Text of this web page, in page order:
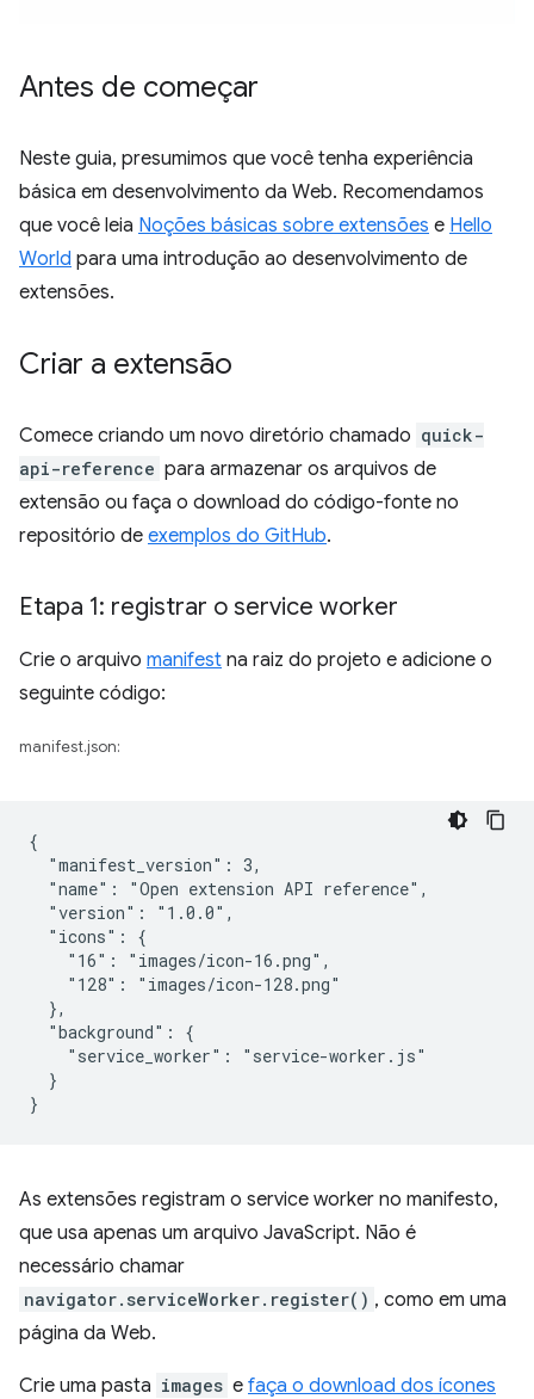
Antes de começar
Neste guia, presumimos que você tenha experiência
básica em desenvolvimento da Web. Recomendamos
que você leia Noções básicas sobre extensões e Hello
World para uma introdução ao desenvolvimento de
extensões.
Criar a extensão
Comece criando um novo diretório chamado quick-
api-reference para armazenar os arquivos de
extensão ou faça o download do código-fonte no
repositório de exemplos do GitHub.
Etapa 1: registrar o service worker
Crie o arquivo manifest na raiz do projeto e adicione o
seguinte código:
manifest.json:
{
  "manifest_version": 3,
  "name": "Open extension API reference",
  "version": "1.0.0",
  "icons": {
    "16": "images/icon-16.png",
    "128": "images/icon-128.png"
  },
  "background": {
    "service_worker": "service-worker.js"
  }
As extensões registram o service worker no manifesto,
que usa apenas um arquivo JavaScript. Não é
necessário chamar
navigator.serviceWorker.register() , como em uma
página da Web.
Crie uma pasta images e faça o download dos ícones